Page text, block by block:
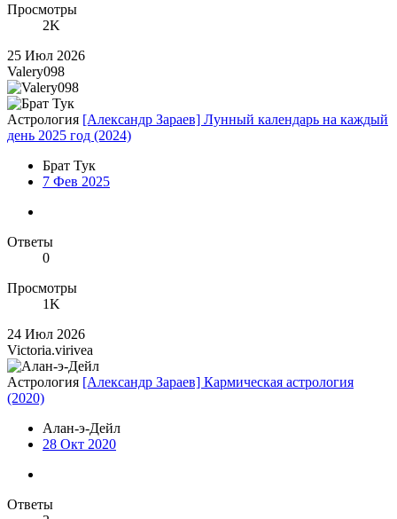
Просмотры
2K
25 Июл 2026
Valery098
Астрология [Александр Зараев] Лунный календарь на каждый
день 2025 год (2024)
Брат Тук
7 Фев 2025
Ответы
0
Просмотры
1K
24 Июл 2026
Victoria.virivea
Астрология [Александр Зараев] Кармическая астрология
(2020)
Алан-э-Дейл
28 Окт 2020
Ответы